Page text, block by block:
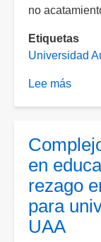
no
Etiquetas
Universidad
Lee más
la
UAA
por
en
rezago
para
UAA